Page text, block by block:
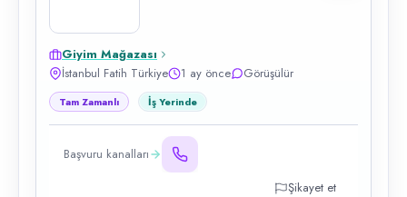
Giyim Mağazası
İstanbul Fatih Türkiye
1 ay önce Görüşülür
Tam Zamanlı İş Yerinde
Başvuru kanalları
Şikayet et